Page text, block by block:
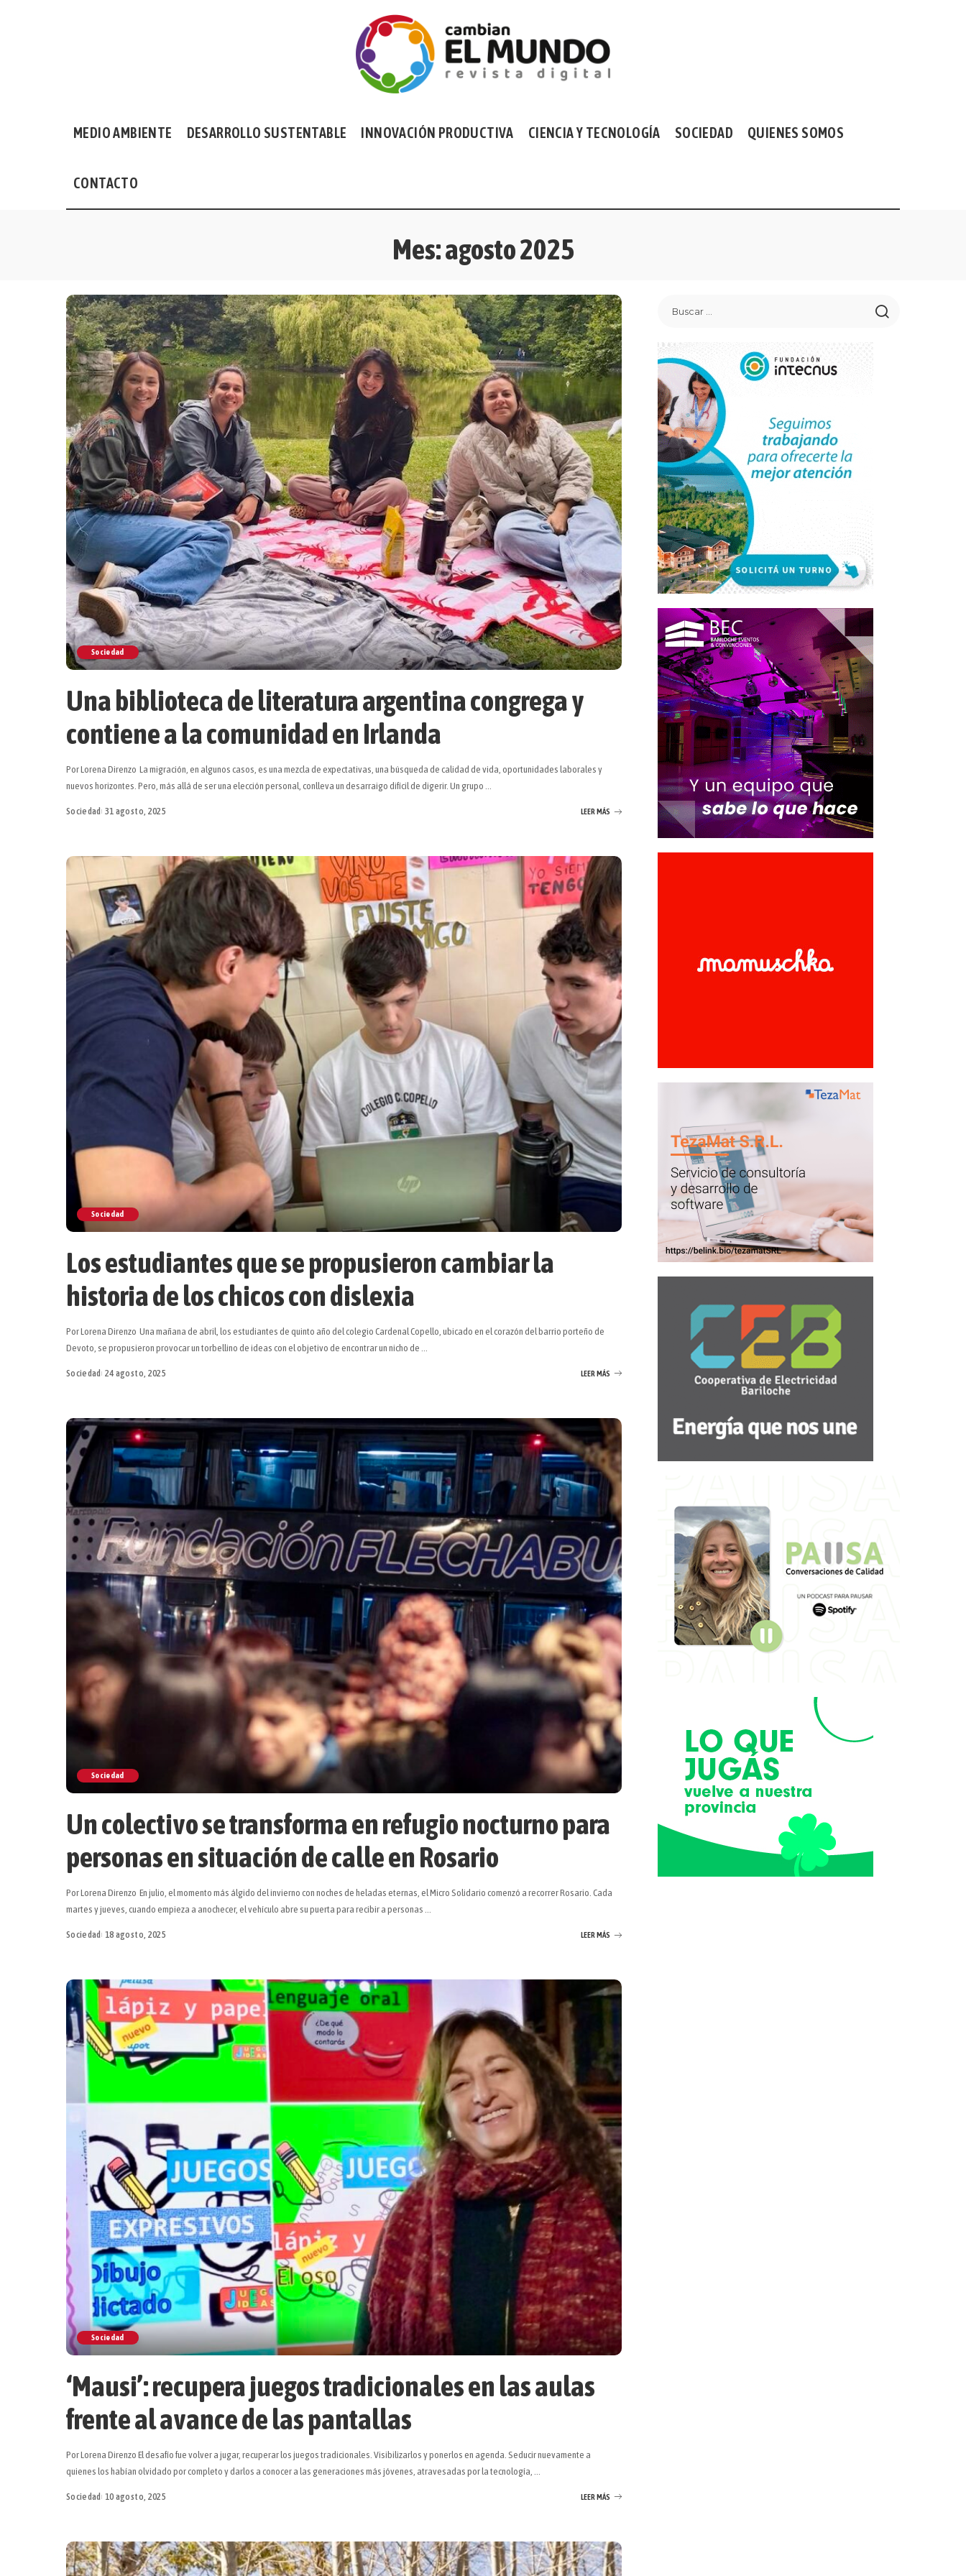
MEDIO AMBIENTE DESARROLLO SUSTENTABLE INNOVACIÓN PRODUCTIVA CIENCIA Y TECNOLOGÍA SOCIEDAD QUIENES SOMOS
CONTACTO
Mes:agosto 2025
Sociedad
Una biblioteca de literatura argentina congrega y
contiene a la comunidad en Irlanda
Por Lorena Direnzo La migración, en algunos casos, es una mezcla de expectativas, una búsqueda de calidad de vida, oportunidades laborales y
nuevos horizontes. Pero, más allá de ser una elección personal, conlleva un desarraigo difícil de digerir. Un grupo ...
Sociedad 31 agosto, 2025 LEER MÁS
Sociedad
Los estudiantes que se propusieron cambiar la
historia de los chicos con dislexia
Por Lorena Direnzo Una mañana de abril, los estudiantes de quinto año del colegio Cardenal Copello, ubicado en el corazón del barrio porteño de
Devoto, se propusieron provocar un torbellino de ideas con el objetivo de encontrar un nicho de
Sociedad 24 agosto, 2025 LEER MÁS
Sociedad
Un colectivo se transforma en refugio nocturno para
personas en situación de calle en Rosario
Por Lorena Direnzo En julio, el momento más álgido del invierno con noches de heladas eternas, el Micro Solidario comenzó a recorrer Rosario. Cada
martes y jueves, cuando empieza a anochecer, el vehículo abre su puerta para recibir a personas ...
Sociedad 18 agosto, 2025 LEER MÁS
Sociedad
‘Mausi’: recupera juegos tradicionales en las aulas
frente al avance de las pantallas
Por Lorena Direnzo El desafío fue volver a jugar, recuperar los juegos tradicionales. Visibilizarlos y ponerlos en agenda. Seducir nuevamente a
quienes los habían olvidado por completo y darlos a conocer a las generaciones más jóvenes, atravesadas por la tecnología,
Sociedad 10 agosto, 2025 LEER MÁS